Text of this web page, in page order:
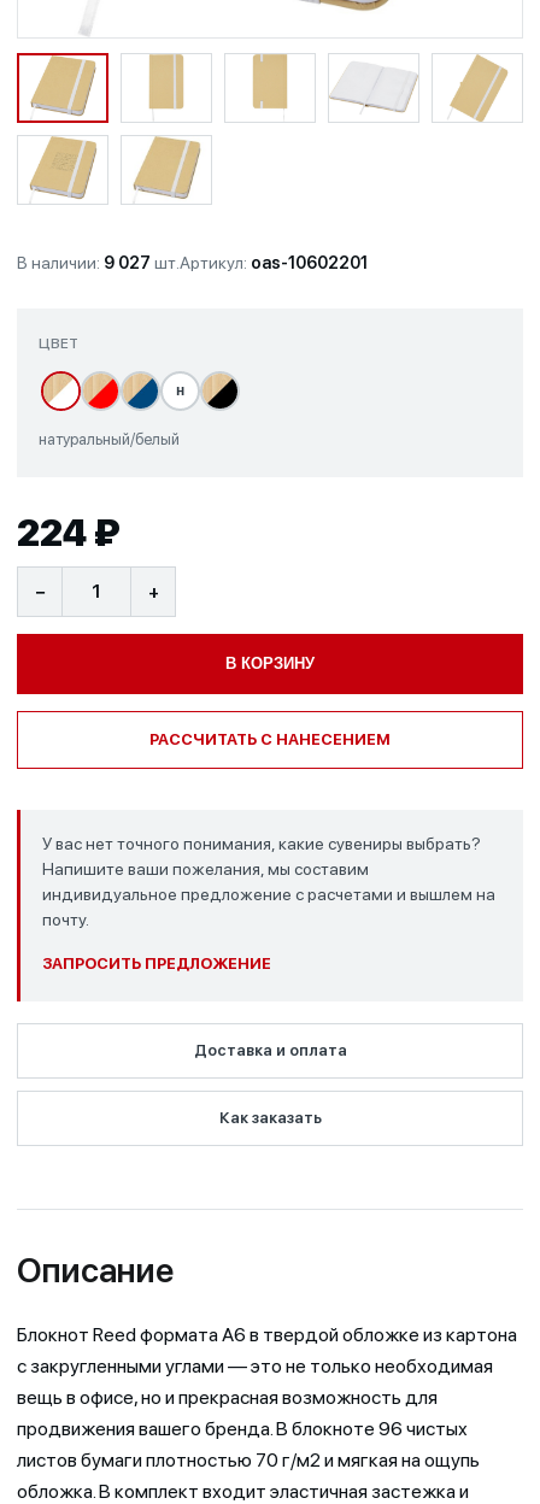
В наличии: 9 027 шт.Артикул: oas-10602201
ЦВЕТ
н
натуральный/белый
224 ₽
− +
В КОРЗИНУ
РАССЧИТАТЬ С НАНЕСЕНИЕМ
У вас нет точного понимания, какие сувениры выбрать?
Напишите ваши пожелания, мы составим
индивидуальное предложение с расчетами и вышлем на
почту.
ЗАПРОСИТЬ ПРЕДЛОЖЕНИЕ
Доставка и оплата
Как заказать
Описание
Блокнот Reed формата А6 в твердой обложке из картона
с закругленными углами — это не только необходимая
вещь в офисе, но и прекрасная возможность для
продвижения вашего бренда. В блокноте 96 чистых
листов бумаги плотностью 70 г/м2 и мягкая на ощупь
обложка. В комплект входит эластичная застежка и